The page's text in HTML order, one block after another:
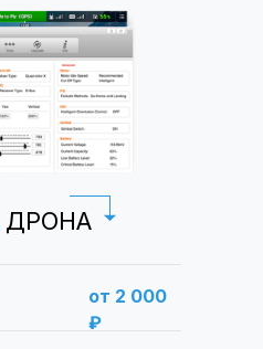
ДРОНА
от 2 000
₽